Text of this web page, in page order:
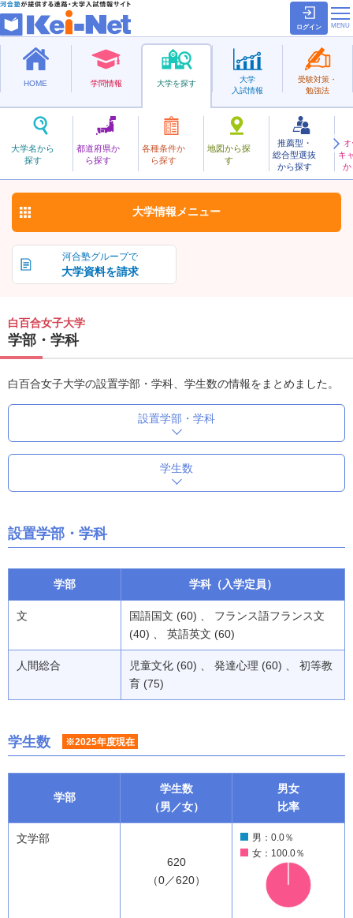
ログイン
HOME 学問情報 大学を探す
大学名から
探す
都道府県か
ら探す
各種条件か
ら探す
地図から探
す
推薦型・
総合型選抜
から探す
キ
か
大学
入試情報
受験対策・
勉強法
私立
しらゆりじょし
白百合女子大学 お気に入り
河合塾グループで
大学資料を請求
大学情報 メニュー
白百合女子大学
学部・学科
白百合女子大学の設置学部・学科、学生数の情報をまとめました。
設置学部・学科
学生数
設置学部・学科
学部 学科（入学定員）
文
国語国文 (60) 、 フランス語フランス文
(40) 、 英語英文 (60)
人間総合
児童文化 (60) 、 発達心理 (60) 、 初等教
育 (75)
学生数 ※2025年度現在
学部
学生数
（男／女）
男女
比率
文学部
620
（0／620）
男：0.0％
女：100.0％